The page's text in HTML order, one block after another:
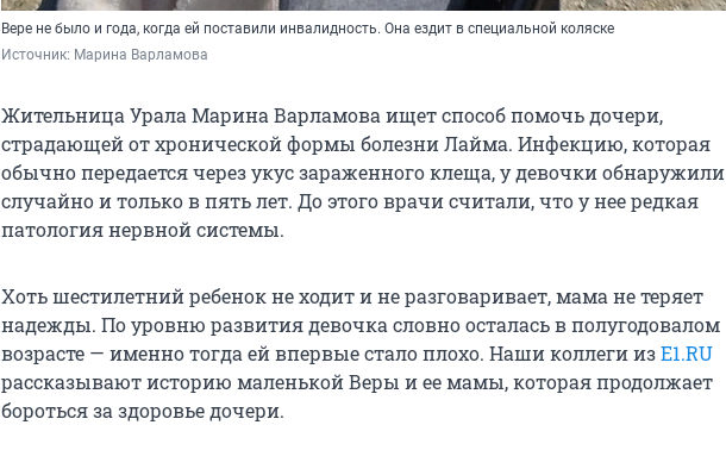
Вере не было и года, когда ей поставили инвалидность. Она ездит в специальной коляске
Источник: Марина Варламова
Жительница Урала Марина Варламова ищет способ помочь дочери,
страдающей от хронической формы болезни Лайма. Инфекцию, которая
обычно передается через укус зараженного клеща, у девочки обнаружили
случайно и только в пять лет. До этого врачи считали, что у нее редкая
патология нервной системы.
Хоть шестилетний ребенок не ходит и не разговаривает, мама не теряет
надежды. По уровню развития девочка словно осталась в полугодовалом
возрасте — именно тогда ей впервые стало плохо. Наши коллеги изE1.RU
рассказывают историю маленькой Веры и ее мамы, которая продолжает
бороться за здоровье дочери.